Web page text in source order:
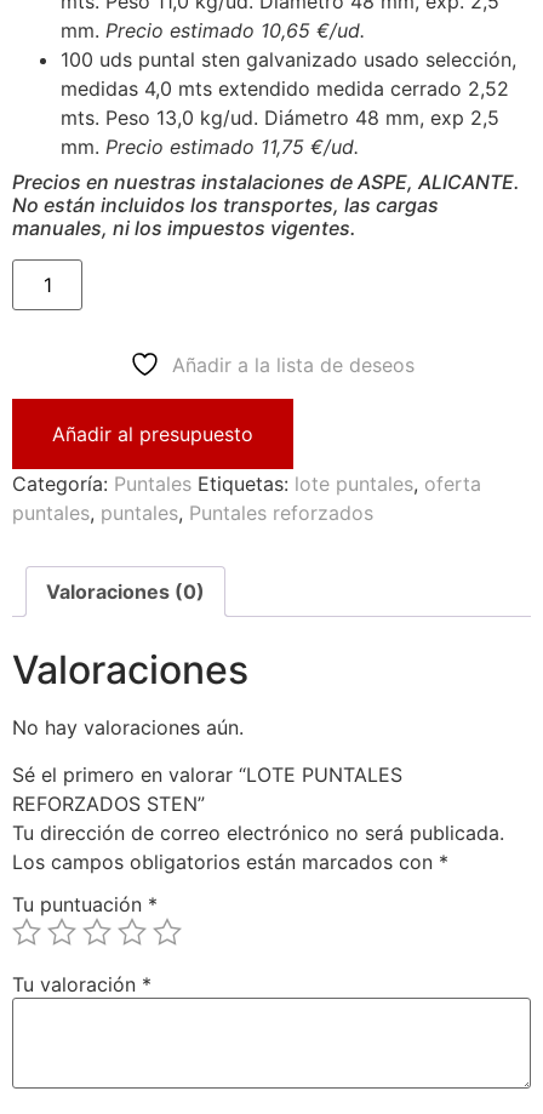
mm. Precio estimado 10,65 €/ud.
100 uds puntal sten galvanizado usado selección,
medidas 4,0 mts extendido medida cerrado 2,52
mts. Peso 13,0 kg/ud. Diámetro 48 mm, exp 2,5
mm. Precio estimado 11,75 €/ud.
Precios en nuestras instalaciones de ASPE, ALICANTE.
No están incluidos los transportes, las cargas
manuales, ni los impuestos vigentes.
Añadir a la lista de deseos
Añadir al presupuesto
Categoría: Puntales Etiquetas: lote puntales, oferta
puntales, puntales, Puntales reforzados
Valoraciones (0)
Valoraciones
No hay valoraciones aún.
Sé el primero en valorar “LOTE PUNTALES
REFORZADOS STEN”
Tu dirección de correo electrónico no será publicada.
Los campos obligatorios están marcados con *
Tu puntuación *
Tu valoración *